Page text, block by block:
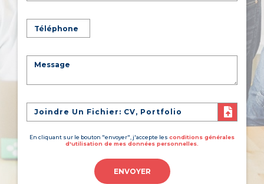
Joindre Un Fichier: CV, Portfolio
En cliquant sur le bouton "envoyer", j'accepte les conditions générales
d'utilisation de mes données personnelles.
ENVOYER